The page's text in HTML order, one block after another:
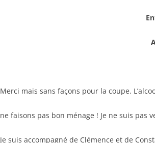
Merci mais sans façons pour la coupe.
ne faisons pas bon ménage ! Je ne suis pas
Je suis accompagné de Clémence et de